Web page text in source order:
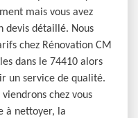
mais vous avez
devis détaillé. Nous
chez Rénovation CM
dans le 74410 alors
un service de qualité.
chez vous
à nettoyer, la